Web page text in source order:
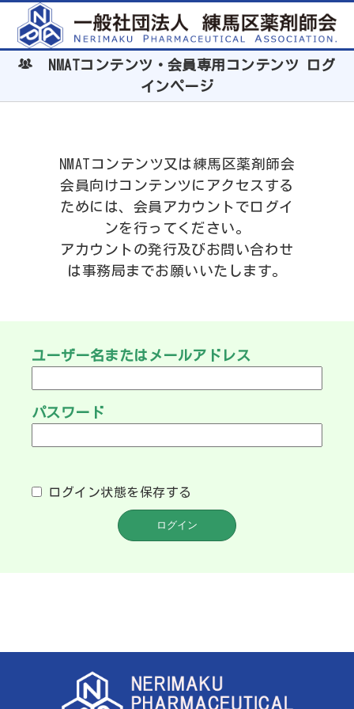
NMATコンテンツ・会員専用コンテンツ ログ
インページ
NMATコンテンツ又は練馬区薬剤師会
会員向けコンテンツにアクセスする
ためには、会員アカウントでログイ
ンを行ってください。
アカウントの発行及びお問い合わせ
は事務局までお願いいたします。
ユーザー名またはメールアドレス
パスワード
ログイン状態を保存する